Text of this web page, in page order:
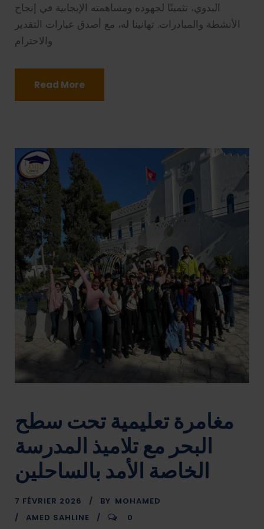
البدوي، تثمينًا لجهوده ومساهمته الإيجابية في إنجاح
الأنشطة والمبادرات. تهانينا له، مع أصدق عبارات التقدير
والاحترام
Read More
مغامرة تعليمية تحت سطح
البحر مع تلاميذ المدرسة
الخاصة الأمد بالساحلين
7 FÉVRIER 2026 BY MOHAMED
AMED SAHLINE
0